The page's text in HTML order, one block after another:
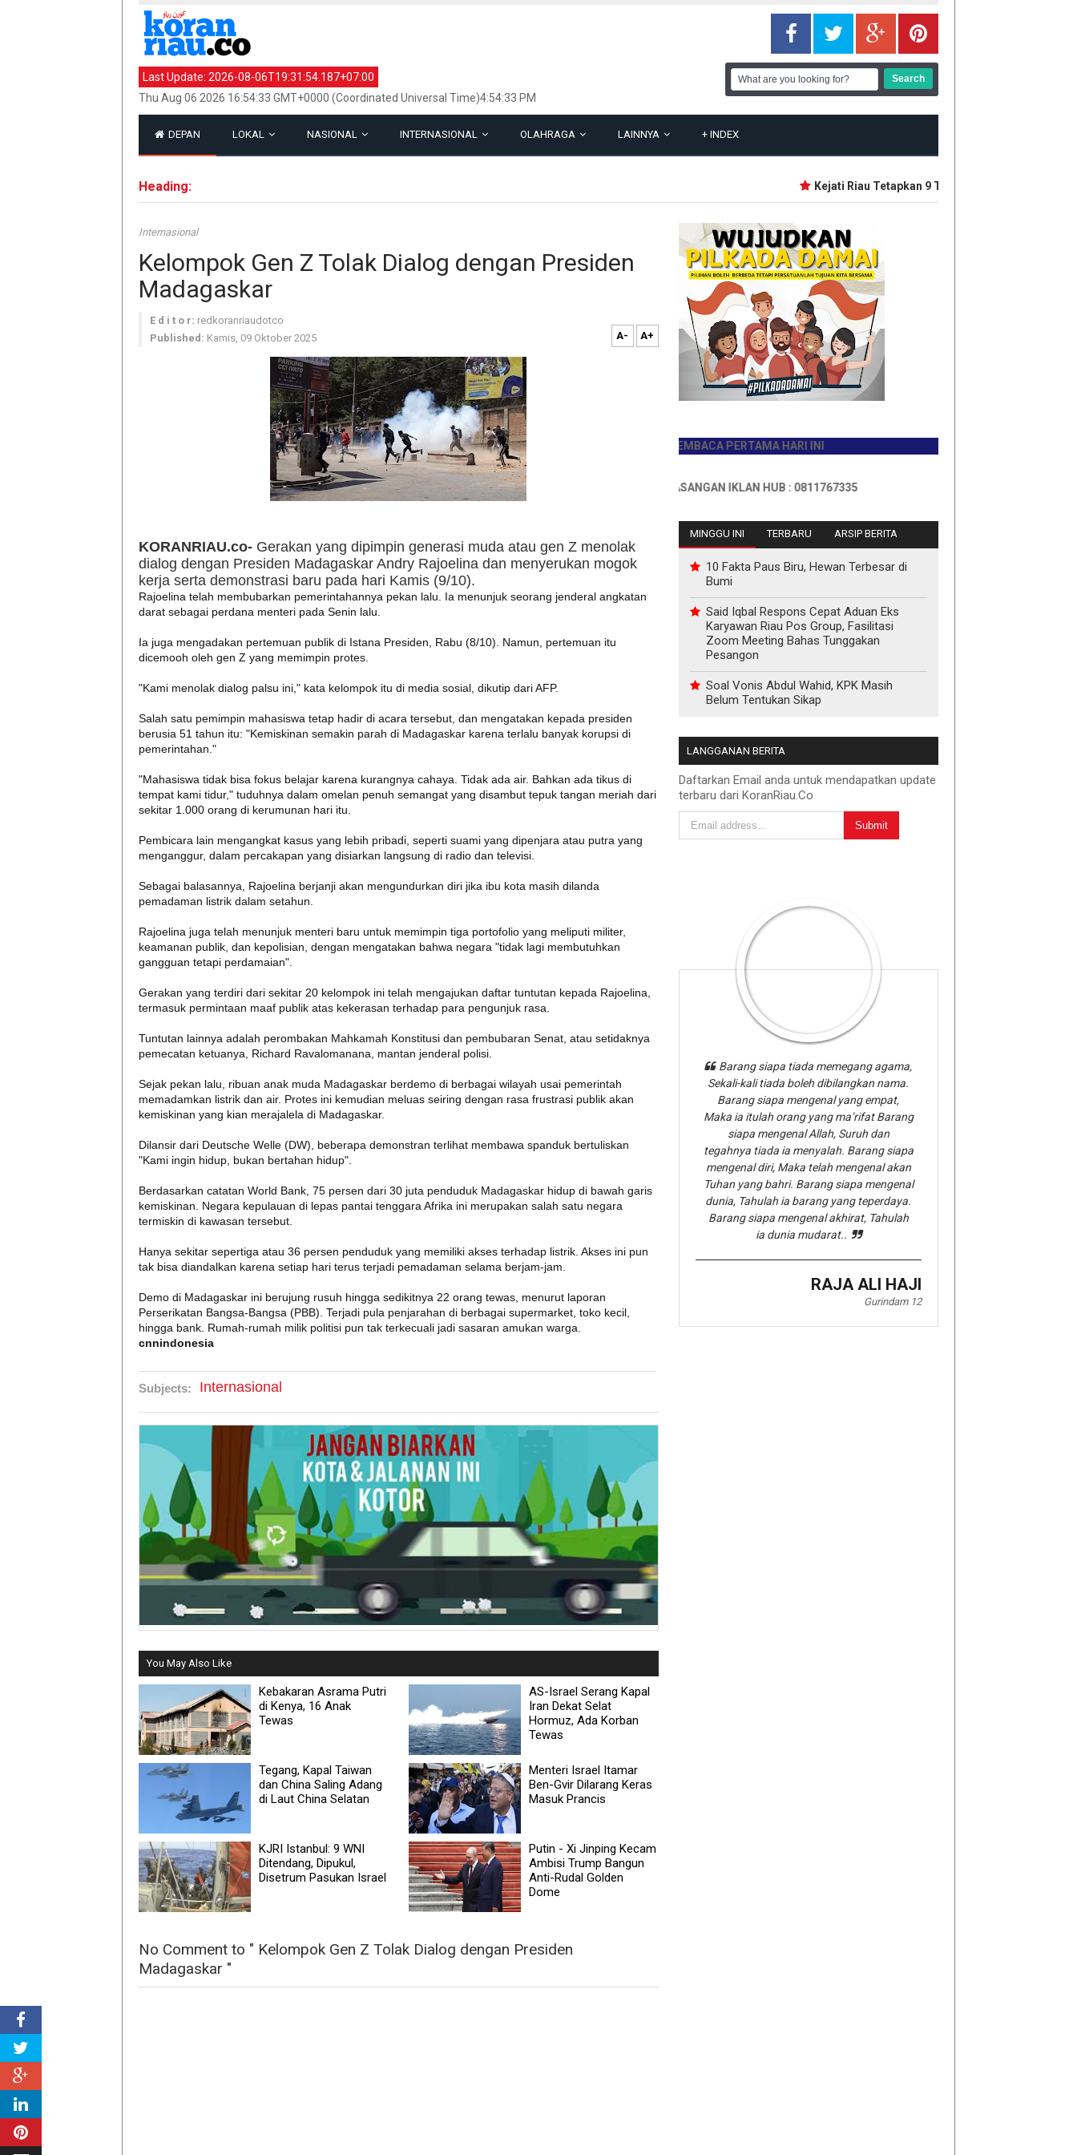
Last Update: 2026-08-06T19:31:54.187+07:00
Thu Aug 06 2026 16:54:33 GMT+0000 (Coordinated Universal Time)4:54:33 PM
DEPAN LOKAL NASIONAL INTERNASIONAL OLAHRAGA LAINNYA + INDEX
Heading: Kejati Riau Tetapkan 9 Tersangka Baru Korupsi Dana
Internasional
Kelompok Gen Z Tolak Dialog dengan Presiden
Madagaskar
E d i t o r: redkoranriaudotco
Published: Kamis, 09 Oktober 2025 A- A+
KORANRIAU.co- Gerakan yang dipimpin generasi muda atau gen Z menolak
dialog dengan Presiden Madagaskar Andry Rajoelina dan menyerukan mogok
kerja serta demonstrasi baru pada hari Kamis (9/10).
Rajoelina telah membubarkan pemerintahannya pekan lalu. Ia menunjuk seorang jenderal angkatan
darat sebagai perdana menteri pada Senin lalu.
Ia juga mengadakan pertemuan publik di Istana Presiden, Rabu (8/10). Namun, pertemuan itu
dicemooh oleh gen Z yang memimpin protes.
"Kami menolak dialog palsu ini," kata kelompok itu di media sosial, dikutip dari AFP.
Salah satu pemimpin mahasiswa tetap hadir di acara tersebut, dan mengatakan kepada presiden
berusia 51 tahun itu: "Kemiskinan semakin parah di Madagaskar karena terlalu banyak korupsi di
pemerintahan."
"Mahasiswa tidak bisa fokus belajar karena kurangnya cahaya. Tidak ada air. Bahkan ada tikus di
tempat kami tidur," tuduhnya dalam omelan penuh semangat yang disambut tepuk tangan meriah dari
sekitar 1.000 orang di kerumunan hari itu.
Pembicara lain mengangkat kasus yang lebih pribadi, seperti suami yang dipenjara atau putra yang
menganggur, dalam percakapan yang disiarkan langsung di radio dan televisi.
Sebagai balasannya, Rajoelina berjanji akan mengundurkan diri jika ibu kota masih dilanda
pemadaman listrik dalam setahun.
Rajoelina juga telah menunjuk menteri baru untuk memimpin tiga portofolio yang meliputi militer,
keamanan publik, dan kepolisian, dengan mengatakan bahwa negara "tidak lagi membutuhkan
gangguan tetapi perdamaian".
Gerakan yang terdiri dari sekitar 20 kelompok ini telah mengajukan daftar tuntutan kepada Rajoelina,
termasuk permintaan maaf publik atas kekerasan terhadap para pengunjuk rasa.
Tuntutan lainnya adalah perombakan Mahkamah Konstitusi dan pembubaran Senat, atau setidaknya
pemecatan ketuanya, Richard Ravalomanana, mantan jenderal polisi.
Sejak pekan lalu, ribuan anak muda Madagaskar berdemo di berbagai wilayah usai pemerintah
memadamkan listrik dan air. Protes ini kemudian meluas seiring dengan rasa frustrasi publik akan
kemiskinan yang kian merajalela di Madagaskar.
Dilansir dari Deutsche Welle (DW), beberapa demonstran terlihat membawa spanduk bertuliskan
"Kami ingin hidup, bukan bertahan hidup".
Berdasarkan catatan World Bank, 75 persen dari 30 juta penduduk Madagaskar hidup di bawah garis
kemiskinan. Negara kepulauan di lepas pantai tenggara Afrika ini merupakan salah satu negara
termiskin di kawasan tersebut.
Hanya sekitar sepertiga atau 36 persen penduduk yang memiliki akses terhadap listrik. Akses ini pun
tak bisa diandalkan karena setiap hari terus terjadi pemadaman selama berjam-jam.
Demo di Madagaskar ini berujung rusuh hingga sedikitnya 22 orang tewas, menurut laporan
Perserikatan Bangsa-Bangsa (PBB). Terjadi pula penjarahan di berbagai supermarket, toko kecil,
hingga bank. Rumah-rumah milik politisi pun tak terkecuali jadi sasaran amukan warga.
cnnindonesia
Subjects: Internasional
You May Also Like
Kebakaran Asrama Putri
di Kenya, 16 Anak
Tewas
AS-Israel Serang Kapal
Iran Dekat Selat
Hormuz, Ada Korban
Tewas
Tegang, Kapal Taiwan
dan China Saling Adang
di Laut China Selatan
Menteri Israel Itamar
Ben-Gvir Dilarang Keras
Masuk Prancis
KJRI Istanbul: 9 WNI
Ditendang, Dipukul,
Disetrum Pasukan Israel
Putin - Xi Jinping Kecam
Ambisi Trump Bangun
Anti-Rudal Golden
Dome
No Comment to " Kelompok Gen Z Tolak Dialog dengan Presiden
Madagaskar "
JADILAH PEMBACA PERTAMA HARI INI
INFO PEMASANGAN IKLAN HUB : 0811767335
MINGGU INI TERBARU ARSIP BERITA
10 Fakta Paus Biru, Hewan Terbesar di
Bumi
Said Iqbal Respons Cepat Aduan Eks
Karyawan Riau Pos Group, Fasilitasi
Zoom Meeting Bahas Tunggakan
Pesangon
Soal Vonis Abdul Wahid, KPK Masih
Belum Tentukan Sikap
LANGGANAN BERITA
Daftarkan Email anda untuk mendapatkan update
terbaru dari KoranRiau.Co
Barang siapa tiada memegang agama,
Sekali-kali tiada boleh dibilangkan nama.
Barang siapa mengenal yang empat,
Maka ia itulah orang yang ma’rifat Barang
siapa mengenal Allah, Suruh dan
tegahnya tiada ia menyalah. Barang siapa
mengenal diri, Maka telah mengenal akan
Tuhan yang bahri. Barang siapa mengenal
dunia, Tahulah ia barang yang teperdaya.
Barang siapa mengenal akhirat, Tahulah
ia dunia mudarat..
RAJA ALI HAJI
Gurindam 12